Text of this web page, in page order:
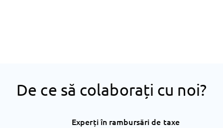
De ce să colaborați cu noi?
Experți în rambursări de taxe